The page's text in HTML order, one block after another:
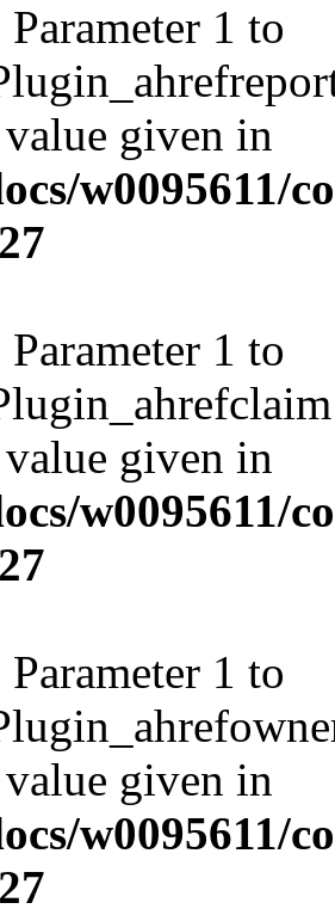
Parameter 1 to
given in
w0095611/
Parameter 1 to
given in
w0095611/
Parameter 1 to
given in
w0095611/